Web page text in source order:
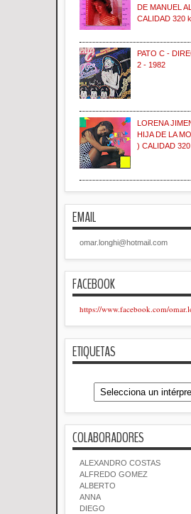
DE MANUEL
CALIDAD 320
PATO C -
2 - 1982
LORENA
HIJA DE LA
) CALIDAD
EMAIL
omar.longhi@hotmail.com
FACEBOOK
https://www.facebook.com/
ETIQUETAS
COLABORADORES
ALEXANDRO COSTAS
ALFREDO GOMEZ
ALBERTO
ANNA
DIEGO